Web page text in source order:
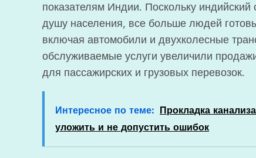
показателям Индии. Поскольку
душу населения, все больше людей
включая автомобили и двухколесные
обслуживаемые услуги увеличили
для пассажирских и грузовых перевозок.
Интересное по теме: Прокладка
уложить и не допустить ошибок